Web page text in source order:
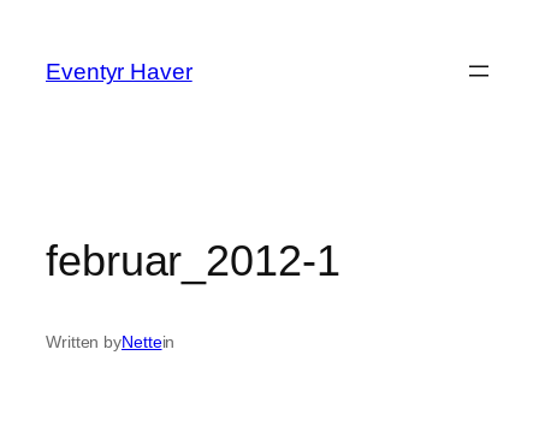
indhold
Eventyr Haver
februar_2012-1
Written byNettein